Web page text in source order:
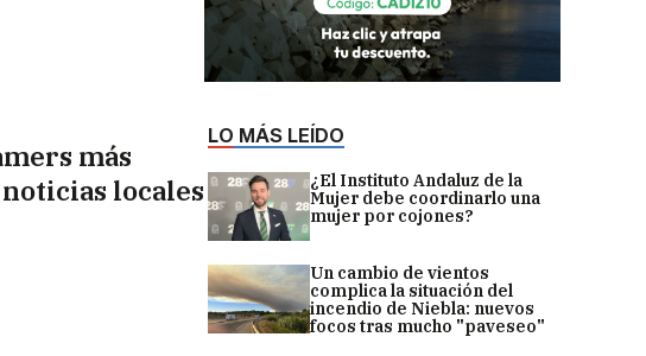
más
locales
LO MÁS LEÍDO
¿El Instituto Andaluz de la
Mujer debe coordinarlo una
mujer por cojones?
Un cambio de vientos
complica la situación del
incendio de Niebla: nuevos
focos tras mucho "paveseo"